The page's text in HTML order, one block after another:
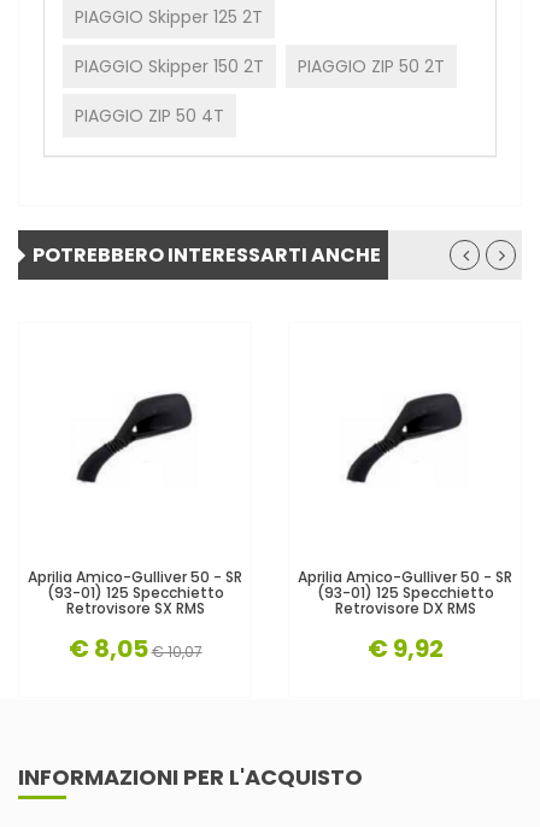
PIAGGIO Skipper 125 2T
PIAGGIO Skipper 150 2T PIAGGIO ZIP 50 2T
PIAGGIO ZIP 50 4T
POTREBBERO INTERESSARTI ANCHE
Aprilia Amico-Gulliver 50 - SR
(93-01) 125 Specchietto
Retrovisore SX RMS
€ 8,05€ 10,07
Aprilia Amico-Gulliver 50 - SR
(93-01) 125 Specchietto
Retrovisore DX RMS
€ 9,92
INFORMAZIONI PER L'ACQUISTO